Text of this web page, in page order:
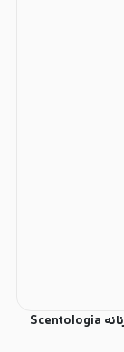
عطر ادکلن سنتولوژیا سینرژی ادوپرفیوم مردانه-زنانه Scentologia